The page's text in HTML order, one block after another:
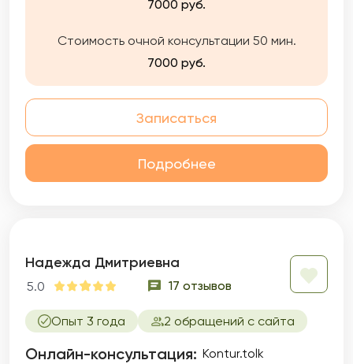
7000 руб.
Стоимость очной консультации 50 мин.
7000 руб.
Записаться
Подробнее
Надежда Дмитриевна
5.0 17 отзывов
Опыт 3 года 2 обращений с сайта
Онлайн-консультация: Kontur.tolk